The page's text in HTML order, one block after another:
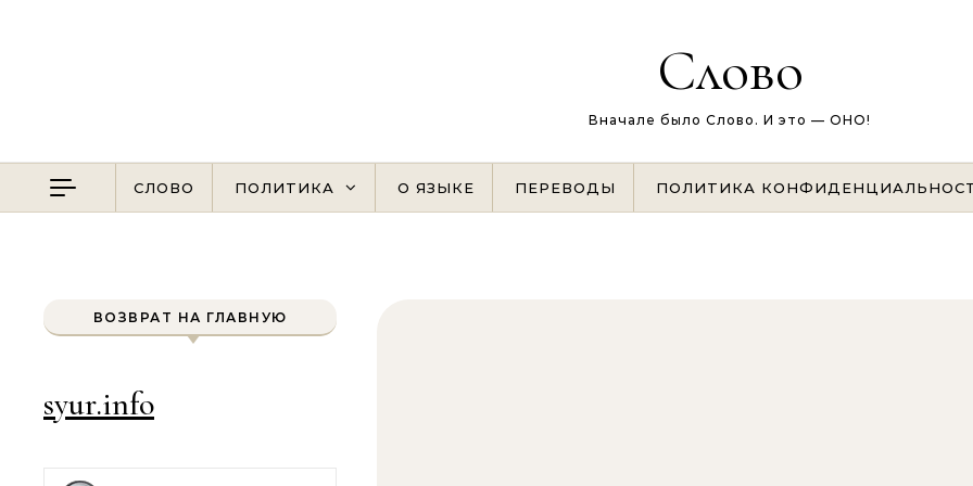
Слово
Вначале было Слово. И это — ОНО!
СЛОВО ПОЛИТИКА О ЯЗЫКЕ ПЕРЕВОДЫ ПОЛИТИКА
ВОЗВРАТ НА ГЛАВНУЮ
syur.info